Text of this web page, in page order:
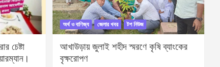
চেষ্টা
অর্থ ও বাণিজ্য জেলার খবর টপ নিউজ
আখাউড়ায় জুলাই শহীদ স্মরণে কৃষি ব্যাংকের
বৃক্ষরোপণ